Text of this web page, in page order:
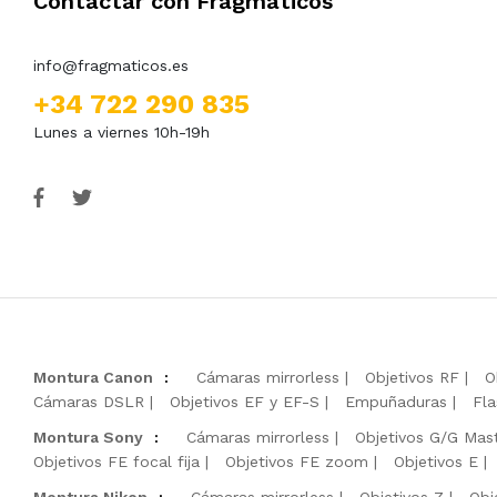
info@fragmaticos.es
+34 722 290 835
Lunes a viernes 10h-19h
Montura Canon : Cámaras mirrorless Objetivos RF
Cámaras DSLR
Objetivos EF y EF-S Empuñaduras
Montura Sony
: Cámaras mirrorless Objetivos G/G
Objetivos FE focal fija
Objetivos FE zoom Objetivos E